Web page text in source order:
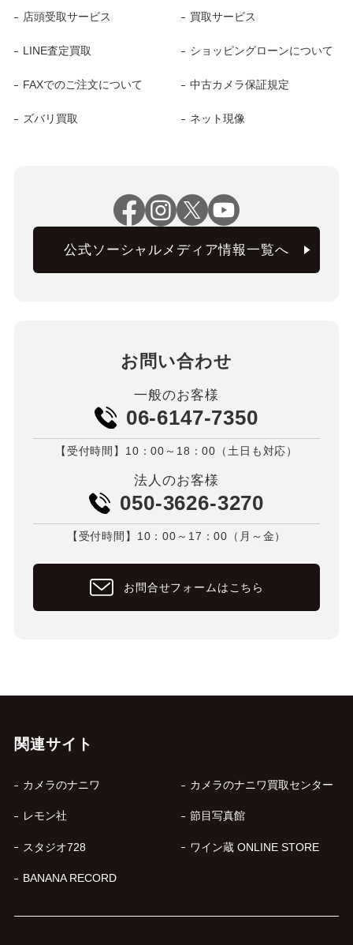
店頭受取サービス 買取サービス
LINE査定買取 ショッピングローンについて
FAXでのご注文について 中古カメラ保証規定
ズバリ買取 ネット現像
公式ソーシャルメディア情報一覧へ
お問い合わせ
一般のお客様
06-6147-7350
【受付時間】10：00～18：00（土日も対応）
法人のお客様
050-3626-3270
【受付時間】10：00～17：00（月～金）
お問合せフォームはこちら
関連サイト
カメラのナニワ カメラのナニワ買取センター
レモン社 節目写真館
スタジオ728 ワイン蔵 ONLINE STORE
BANANA RECORD